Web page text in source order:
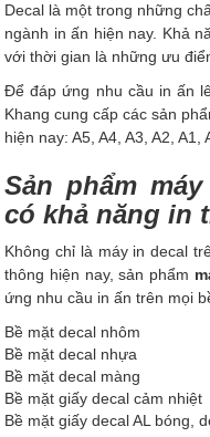
Decal là một trong những
ngành in ấn hiện nay. Khả
với thời gian là những ưu
Để đáp ứng nhu cầu in ấn
Khang cung cấp các sản
hiện nay: A5, A4, A3, A2, A1,
Sản phẩm
có khả năng in
Không chỉ là máy in decal
thông hiện nay, sản phẩm
ứng nhu cầu in ấn trên mọi
Bề mặt decal nhôm
Bề mặt decal nhựa
Bề mặt decal màng
Bề mặt giấy decal cảm nhiệt
Bề mặt giấy decal AL bóng,